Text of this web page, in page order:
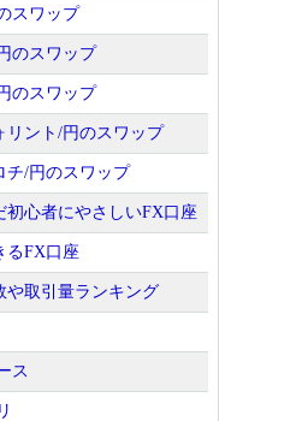
スワップ
のスワップ
のスワップ
リント/円のスワップ
チ/円のスワップ
初心者にやさしいFX口座
るFX口座
や取引量ランキング
ス